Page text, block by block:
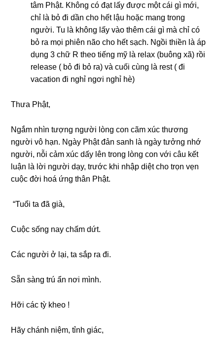
tâm Phật. Không có đạt lấy được một cái gì mới,
chỉ là bỏ đi dần cho hết lậu hoặc mang trong
người. Tu là không lấy vào thêm cái gì mà chỉ có
bỏ ra mọi phiên não cho hết sạch. Ngồi thiền là áp
dụng 3 chữ R theo tiếng mỹ là relax (buông xã) rồi
release ( bỏ đi bỏ ra) và cuối cùng là rest ( đi
vacation đi nghỉ ngơi nghỉ hè)
Thưa Phật,
Ngắm nhìn tượng người lòng con cãm xúc thương
người vô hạn. Ngày Phật đản sanh là ngày tưởng nhớ
người, nỗi cảm xúc dấy lên trong lòng con với câu kết
luận là lời người dạy, trước khi nhập diệt cho trọn vẹn
cuộc đời hoá ứng thân Phật.
“Tuổi ta đã già,
Cuộc sống nay chấm dứt.
Các người ở lại, ta sắp ra đi.
Sẵn sàng trú ẩn nơi mình.
Hỡi các tỳ kheo !
Hãy chánh niệm, tỉnh giác,